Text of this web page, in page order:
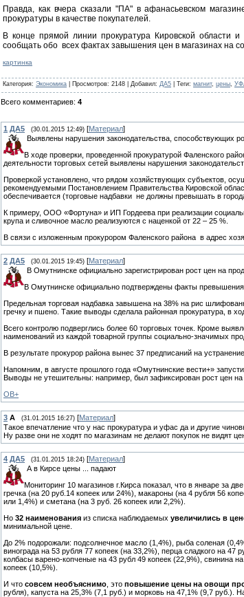
Правда, как вчера сказали "ПА" в афанасьевском
прокуратуры в качестве покупателей.
В конце прямой линии прокуратура Кировской области
сообщать обо всех фактах завышения цен в магазинах на
картинка
Категория: Экономика Просмотров: 2148 | Добавил: ДА5 Теги: магнит, цены,
Всего комментариев: 4
1 ДА5 (30.01.2015 12:49) [Материал]
Выявлены нарушения законодательства, способствующих
В ходе проверки, проведенной прокуратурой Фаленского
деятельности торговых сетей выявлены нарушения
Проверкой установлено, что рядом хозяйствующих субъектов,
рекомендуемыми Постановлением Правительства Кировской
обеспечивается (торговые надбавки не должны превышать в
К примеру, ООО «Фортуна» и ИП Гордеева при реализации
крупа и сливочное масло реализуются с наценкой от 22 – 25 %.
В связи с изложенным прокурором Фаленского района в адрес
2 ДА5 (30.01.2015 19:45) [Материал]
В Омутнинске официально зарегистрирован рост цен на
В Омутнинске официально подтверждены факты превышения
Предельная торговая надбавка завышена на 38% на рис
гречку и пшено. Такие выводы сделала районная прокуратура, в
Всего контролю подверглись более 60 торговых точек. Кроме
наименований из каждой товарной группы социально-значимых
В результате прокурор района вынес 37 предписаний на
Напомним, в августе прошлого года «Омутнинские вести+»
Выводы не утешительны: например, был зафиксирован рост цен на
ОВ+
3 А (31.01.2015 16:27) [Материал]
Такое впечатление что у нас прокуратура и уфас да и другие
Ну разве они не ходят по магазинам не делают покупок не видят
4 ДА5 (31.01.2015 18:24) [Материал]
А в Кирсе цены ... падают
Мониторинг 10 магазинов г.Кирса показал, что в январе за
гречка (на 20 руб.14 копеек или 24%), макароны (на 4 рубля 56
или 1,4%) и сметана (на 3 руб. 26 копеек или 2,2%).
Но 32 наименования из списка наблюдаемых увеличились в
минимальной цене.
До 2% подорожали: подсолнечное масло (1,4%), рыба соленая
винограда на 53 рубля 77 копеек (на 33,2%), перца сладкого на
колбасы варено-копченые на 43 рубл 49 копеек (22,9%), свинина
копеек (10,5%).
И что совсем необъяснимо , это повышение цены на овощи
рубля), капуста на 25,3% (7,1 руб.) и морковь на 47,1% (9,7 руб.).